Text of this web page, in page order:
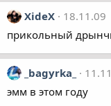
XideX
18.11.09
прикольный
_bagyrka_
эмм в этом году